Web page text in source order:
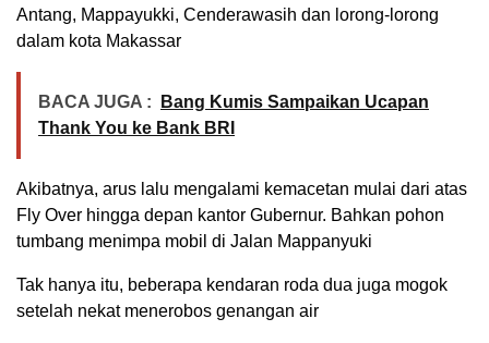
Antang, Mappayukki, Cenderawasih dan lorong-lorong
dalam kota Makassar
BACA JUGA :
Bang Kumis Sampaikan Ucapan
Thank You ke Bank BRI
Akibatnya, arus lalu mengalami kemacetan mulai dari atas
Fly Over hingga depan kantor Gubernur. Bahkan pohon
tumbang menimpa mobil di Jalan Mappanyuki
Tak hanya itu, beberapa kendaran roda dua juga mogok
setelah nekat menerobos genangan air